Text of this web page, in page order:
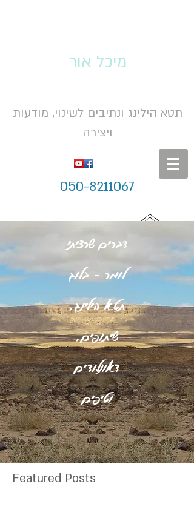
מיכל אור
תטא הילינג ונתיבים לשינוי, מודעות
ויצירה
050-8211067
דברים שרציתי
לומר - בלוג
תטא הילינג,
שיתופים,
דאונלודים
וטיפים
Featured Posts